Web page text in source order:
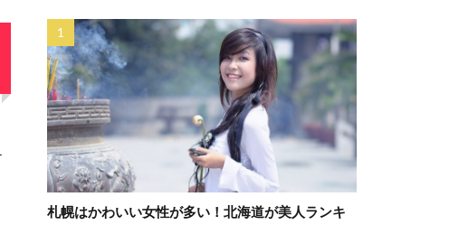
札幌はかわいい女性が多い！北海道が美人ランキ